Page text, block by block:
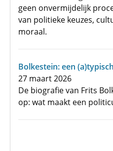
geen onvermijdelijk
van politieke keuzes,
moraal.
Bolkestein: een
27 maart 2026
De biografie van Frits
op: wat maakt een